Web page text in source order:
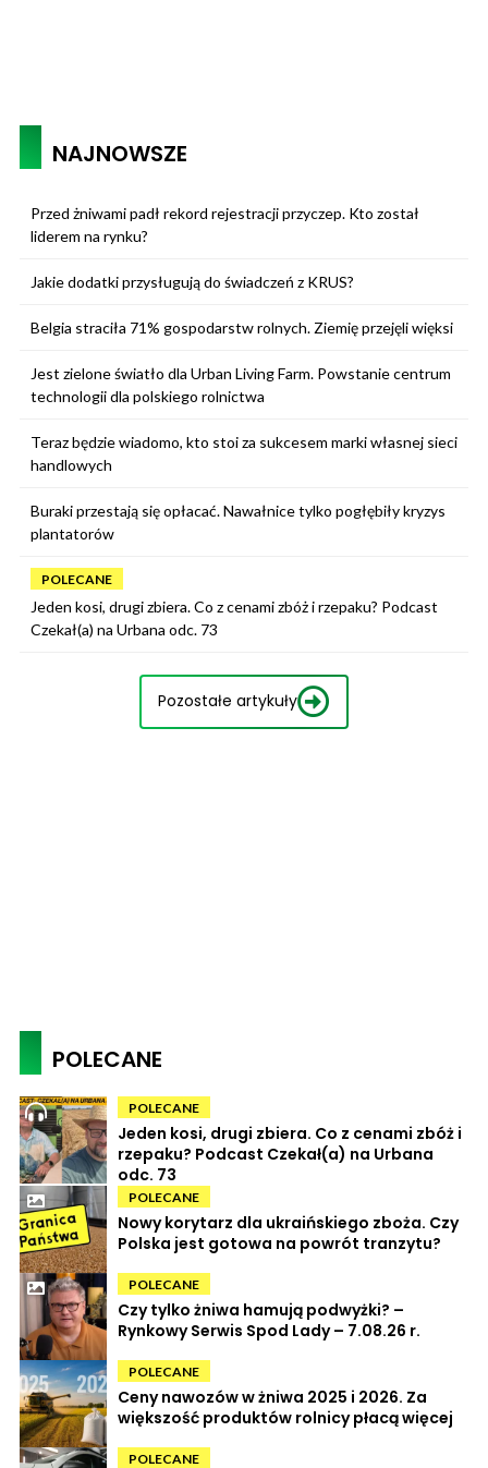
NAJNOWSZE
Przed żniwami padł rekord rejestracji przyczep. Kto został
liderem na rynku?
Jakie dodatki przysługują do świadczeń z KRUS?
Belgia straciła 71% gospodarstw rolnych. Ziemię przejęli więksi
Jest zielone światło dla Urban Living Farm. Powstanie centrum
technologii dla polskiego rolnictwa
Teraz będzie wiadomo, kto stoi za sukcesem marki własnej sieci
handlowych
Buraki przestają się opłacać. Nawałnice tylko pogłębiły kryzys
plantatorów
POLECANE
Jeden kosi, drugi zbiera. Co z cenami zbóż i rzepaku? Podcast
Czekał(a) na Urbana odc. 73
Pozostałe artykuły
POLECANE
POLECANE
Jeden kosi, drugi zbiera. Co z cenami zbóż i
rzepaku? Podcast Czekał(a) na Urbana
odc. 73
POLECANE
Nowy korytarz dla ukraińskiego zboża. Czy
Polska jest gotowa na powrót tranzytu?
POLECANE
Czy tylko żniwa hamują podwyżki? –
Rynkowy Serwis Spod Lady – 7.08.26 r.
POLECANE
Ceny nawozów w żniwa 2025 i 2026. Za
większość produktów rolnicy płacą więcej
POLECANE